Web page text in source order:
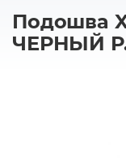
Подошва
ЧЕРНЫЙ